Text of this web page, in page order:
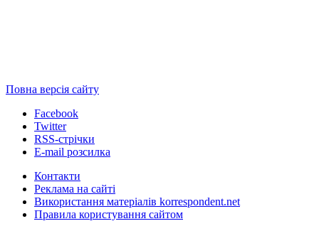
Повна версія сайту
Facebook
Twitter
RSS-стрічки
E-mail розсилка
Контакти
Реклама на сайті
Використання матеріалів korrespondent.net
Правила користування сайтом